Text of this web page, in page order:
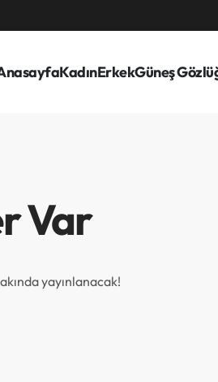
KadınErkekGüneş
Var
yayınlanacak!